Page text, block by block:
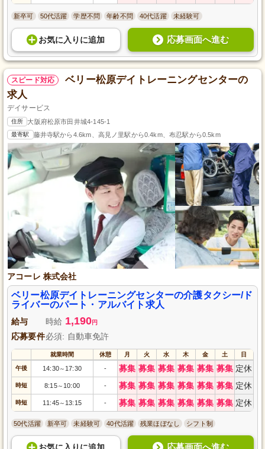
新卒可 50代活躍 学歴不問 年齢不問 40代活躍 未経験可
お気に入り に追加 応募画面へ進む
スピード対応
ベリー松原デイトレーニングセンターの
求人
デイサービス
住所 大阪府松原市田井城4-145-1
最寄駅 藤井寺駅から4.6km、高見ノ里駅から0.4km、布忍駅から0.5km
アコーレ 株式会社
ベリー松原デイトレーニングセンターの介護タクシー/ド
ライバーのパート・アルバイト求人
給与 時給 1,190円
応募要件必須: 自動車免許
就業時間 休憩 月 火 水 木 金 土 日
午後 14:30～ 17:30 - 募集 募集 募集 募集 募集 募集 定休
時短 8:15～ 10:00 - 募集 募集 募集 募集 募集 募集 定休
時短 11:45～ 13:15 - 募集 募集 募集 募集 募集 募集 定休
50代活躍 新卒可 未経験可 40代活躍 残業ほぼなし シフト制